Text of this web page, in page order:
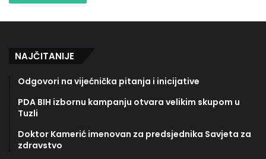
NAJČITANIJE
Odgovori na vijećnička pitanja i inicijative
PDA BIH izbornu kampanju otvara velikim skupom u
Tuzli
Doktor Kamerić imenovan za predsjednika Savjeta za
zdravstvo